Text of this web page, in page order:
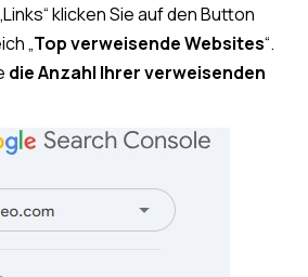
klicken Sie auf den Button
„Top verweisende Websites“.
die Anzahl Ihrer verweisenden